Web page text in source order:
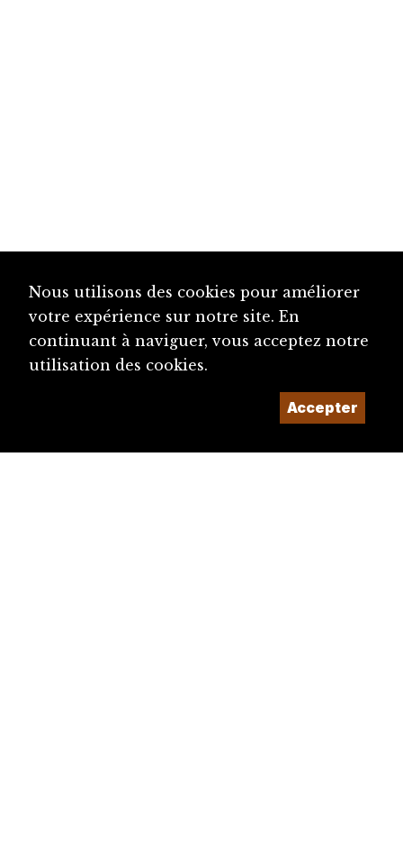
Nous utilisons des cookies pour améliorer
votre expérience sur notre site. En
continuant à naviguer, vous acceptez notre
utilisation des cookies.
Accepter